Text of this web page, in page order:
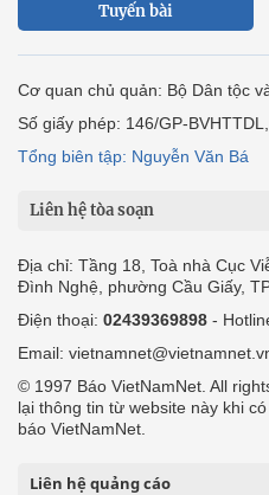
Tuyến bài
Cơ quan chủ quản: Bộ Dân tộc
Số giấy phép: 146/GP-
Tổng biên tập: Nguyễn Văn Bá
Liên hệ tòa soạn
Địa chỉ: Tầng 18, Toà nhà Cục
Đình Nghệ, phường Cầu Giấy,
Điện thoại: 02439369898 -
Email:
© 1997 Báo VietNamNet. All
lại thông tin từ website này khi
báo VietNamNet.
Liên hệ quảng cáo